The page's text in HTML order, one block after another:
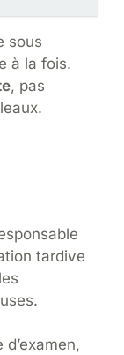
sous
à la fois.
, pas
tardive